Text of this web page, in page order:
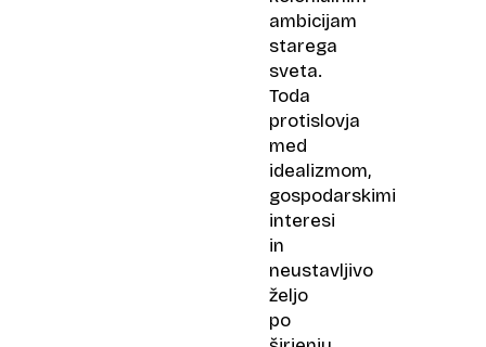
ambicijam
starega
sveta.
Toda
protislovja
med
idealizmom,
gospodarskimi
interesi
in
neustavljivo
željo
po